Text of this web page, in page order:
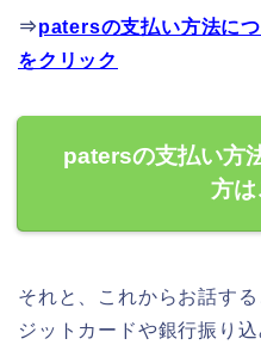
⇒patersの支払い方法に
をクリック
patersの支払い方
方は
それと、これからお話す
ジットカードや銀行振り